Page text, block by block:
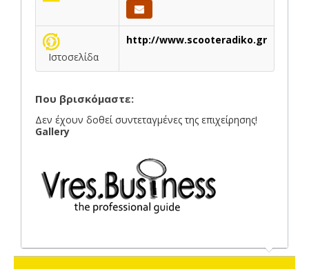
Ιστοσελίδα
http://www.scooteradiko.gr
Που βρισκόμαστε:
Δεν έχουν δοθεί συντεταγμένες της επιχείρησης!
Gallery